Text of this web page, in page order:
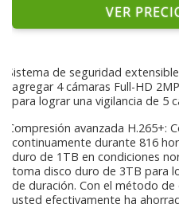
VER
Sistema de seguridad
agregar 4 cámaras Full-HD
para lograr una vigilancia de 5
Compresión avanzada H.265+:
continuamente durante 816
duro de 1TB en condiciones
toma disco duro de 3TB para
de duración. Con el método
usted efectivamente ha